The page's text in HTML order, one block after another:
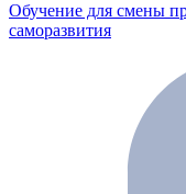
Обучение для смены
саморазвития